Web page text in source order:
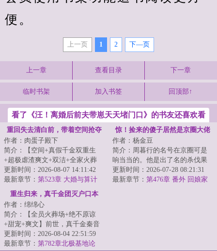
便。
上一页 1 2 下—页
上一章 查看目录 下一章
临时书架 加入书签 回顶部↑
看了《汪！离婚后前夫带崽天天堵门口》的书友还喜欢看
重回失去清白前，带着空间抢夺
江山
作者：肉蛋子殿下
简介：【空间+真假千金双重生
+超极虐渣爽文+双洁+全家火葬
场】&lt;br/&gt;【白切黑、貌美绝
伦贵女+禁欲、...
更新时间：2026-08-07 14:11:42
最新章节： 第523章 大婚与算计
惊！捡来的傻子居然是京圈大佬
作者：杨金豆
简介：周暮行的名号在京圈可是
响当当的。他是出了名的杀伐果
断，腹黑无情，在一众兄弟里
面，优秀到让人望...
更新时间：2026-07-28 08:21:31
最新章节： 第476章 番外 回娘家
重生归来，真千金团灭户口本
作者：绵绵心
简介：【全员火葬场+绝不原谅
+甜宠+爽文】前世，真千金秦音
认亲回家后拼命讨好付出，渴求
亲情，临死前全...
更新时间：2026-08-04 22:51:59
最新章节： 第782章北极基地论